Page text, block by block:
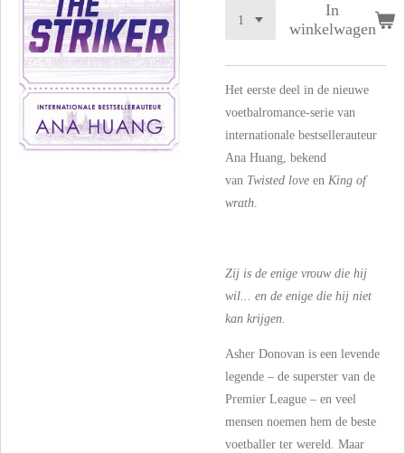
In
winkelwagen
Het eerste deel in de nieuwe
voetbalromance-serie van
internationale bestsellerauteur
Ana Huang, bekend
van Twisted love en King of
wrath.
Zij is de enige vrouw die hij
wil... en de enige die hij niet
kan krijgen.
Asher Donovan is een levende
legende – de superster van de
Premier League – en veel
mensen noemen hem de beste
voetballer ter wereld. Maar